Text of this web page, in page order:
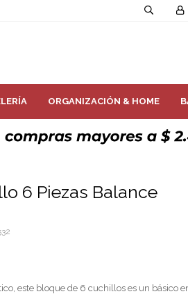
ORGANIZACIÓN & HOME
6 Piezas Balance
este bloque de 6 cuchillos es un básico